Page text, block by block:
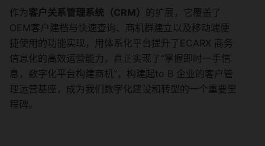
作为客户关系管理系统（CRM） 的扩展，它覆盖了
OEM客户建档与快速查询、商机群建立以及移动端便
捷使用的功能实现，用体系化平台提升了ECARX 商务
信息化的高效运营能力，真正实现了“掌握即时一手信
息，数字化平台构建商机”，构建起to B 企业的客户管
理运营基座，成为我们数字化建设和转型的一个重要里
程碑。